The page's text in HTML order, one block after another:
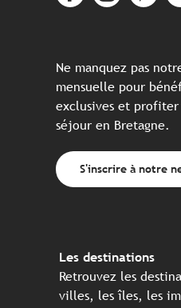
Ne manquez pas
mensuelle pour
exclusives et
séjour en Bretagne.
S'inscrire à notre
Les destinations
Retrouvez les
villes, les îles, les